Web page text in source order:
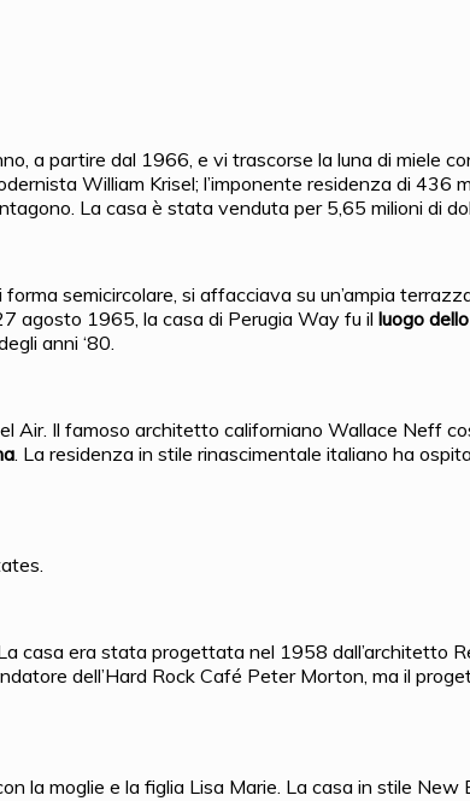
a partire dal 1966, e vi trascorse la luna di miele
William Krisel; l’imponente residenza di 436
La casa è stata venduta per 5,65 milioni di
semicircolare, si affacciava su un’ampia
agosto 1965, la casa di Perugia Way fu il luogo
anni ‘80.
Air. Il famoso architetto californiano Wallace Neff
. La residenza in stile rinascimentale italiano ha
casa era stata progettata nel 1958 dall’architetto
dell’Hard Rock Café Peter Morton, ma il
la moglie e la figlia Lisa Marie. La casa in stile New